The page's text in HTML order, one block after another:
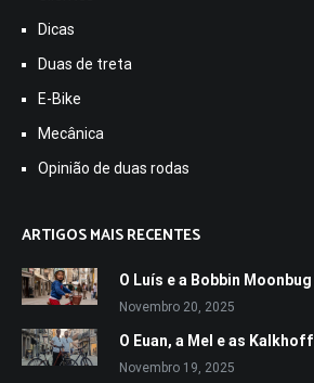
Dicas
Duas de treta
E-Bike
Mecânica
Opinião de duas rodas
ARTIGOS MAIS RECENTES
O Luís e a Bobbin Moonbug
Novembro 20, 2025
O Euan, a Mel e as Kalkhoff
Novembro 19, 2025